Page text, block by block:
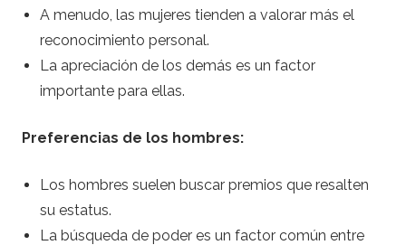
A menudo, las mujeres tienden a valorar más el
reconocimiento personal.
La apreciación de los demás es un factor
importante para ellas.
Preferencias de los hombres:
Los hombres suelen buscar premios que resalten
su estatus.
La búsqueda de poder es un factor común entre